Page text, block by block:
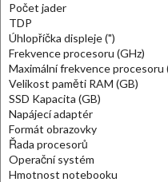
Počet jader
TDP
Úhlopříčka displeje (")
Frekvence procesoru (GHz)
Maximální frekvence procesoru
Velikost paměti RAM (GB)
SSD Kapacita (GB)
Napájecí adaptér
Formát obrazovky
Řada procesorů
Operační systém
Hmotnost notebooku